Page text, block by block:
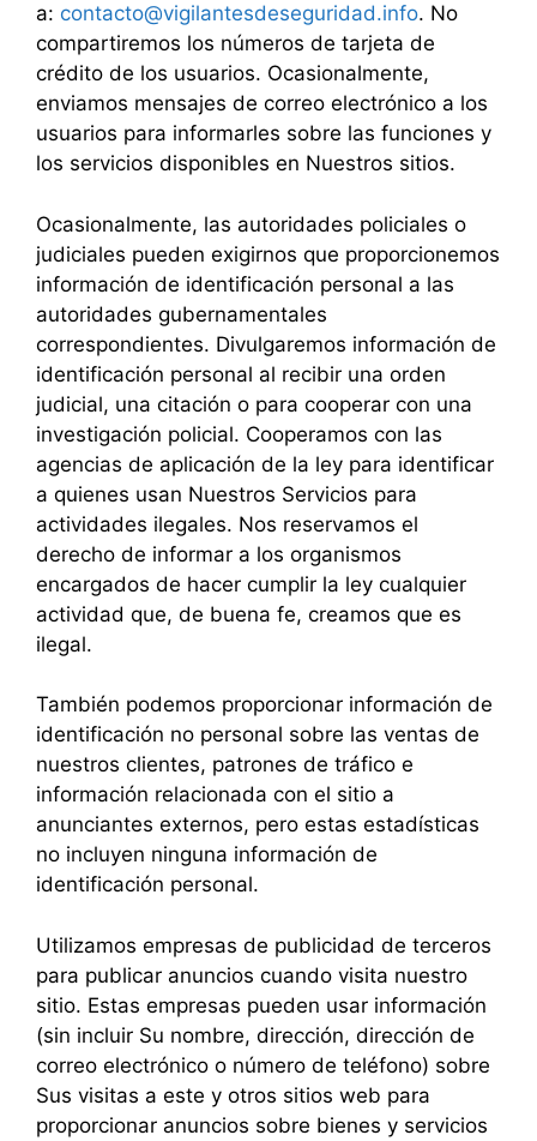
a: contacto@vigilantesdeseguridad.info. No
compartiremos los números de tarjeta de
crédito de los usuarios. Ocasionalmente,
enviamos mensajes de correo electrónico a los
usuarios para informarles sobre las funciones y
los servicios disponibles en Nuestros sitios.
Ocasionalmente, las autoridades policiales o
judiciales pueden exigirnos que proporcionemos
información de identificación personal a las
autoridades gubernamentales
correspondientes. Divulgaremos información de
identificación personal al recibir una orden
judicial, una citación o para cooperar con una
investigación policial. Cooperamos con las
agencias de aplicación de la ley para identificar
a quienes usan Nuestros Servicios para
actividades ilegales. Nos reservamos el
derecho de informar a los organismos
encargados de hacer cumplir la ley cualquier
actividad que, de buena fe, creamos que es
ilegal.
También podemos proporcionar información de
identificación no personal sobre las ventas de
nuestros clientes, patrones de tráfico e
información relacionada con el sitio a
anunciantes externos, pero estas estadísticas
no incluyen ninguna información de
identificación personal.
Utilizamos empresas de publicidad de terceros
para publicar anuncios cuando visita nuestro
sitio. Estas empresas pueden usar información
(sin incluir Su nombre, dirección, dirección de
correo electrónico o número de teléfono) sobre
Sus visitas a este y otros sitios web para
proporcionar anuncios sobre bienes y servicios